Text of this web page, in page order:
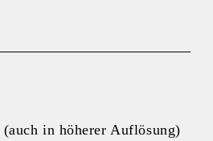
(auch in höherer Auflösung)